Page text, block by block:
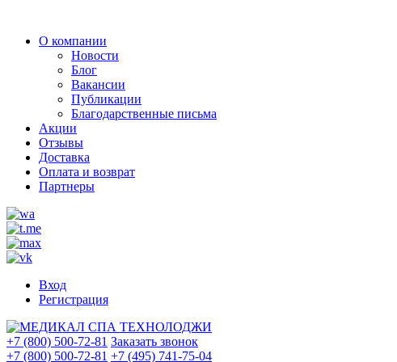
О компании
Новости
Блог
Вакансии
Публикации
Благодарственные письма
Акции
Отзывы
Доставка
Оплата и возврат
Партнеры
Вход
Регистрация
+7 (800) 500-72-81 Заказать звонок
+7 (800) 500-72-81 +7 (495) 741-75-04